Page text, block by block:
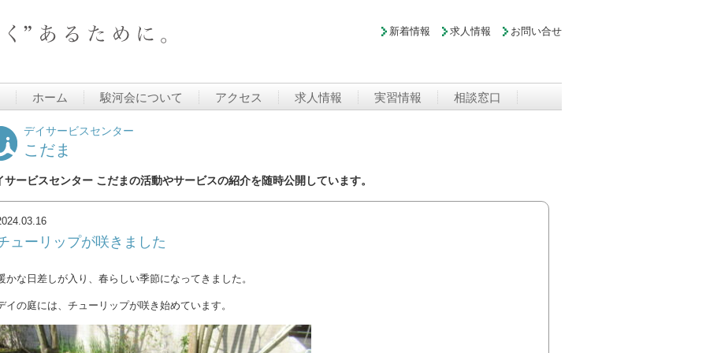
新着情報 求人情報 お問い合せ
ホーム 駿河会について アクセス 求人情報 実習情報 相談窓口
デイサービスセンター
こだま
サービスセンター こだまの活動やサービスの紹介を随時公開しています。
ューリップが咲きました
かな日差しが入り、春らしい季節になってきました。
イの庭には、チューリップが咲き始めています。